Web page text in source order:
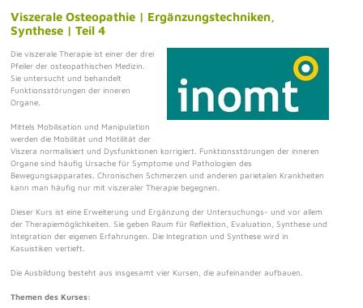
Viszerale Osteopathie | Ergänzungstechniken,
Synthese | Teil 4
Die viszerale Therapie ist einer der drei
Pfeiler der osteopathischen Medizin.
Sie untersucht und behandelt
Funktionsstörungen der inneren
Organe.
Mittels Mobilisation und Manipulation
werden die Mobilität und Motilität der
Viszera normalisiert und Dysfunktionen korrigiert. Funktionsstörungen der inneren
Organe sind häufig Ursache für Symptome und Pathologien des
Bewegungsapparates. Chronischen Schmerzen und anderen parietalen Krankheiten
kann man häufig nur mit viszeraler Therapie begegnen.
Dieser Kurs ist eine Erweiterung und Ergänzung der Untersuchungs- und vor allem
der Therapiemöglichkeiten. Sie geben Raum für Reflektion, Evaluation, Synthese und
Integration der eigenen Erfahrungen. Die Integration und Synthese wird in
Kasuistiken vertieft.
Die Ausbildung besteht aus insgesamt vier Kursen, die aufeinander aufbauen.
Themen des Kurses: